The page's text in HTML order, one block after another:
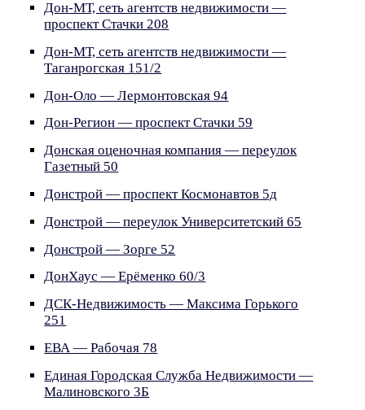
Дон-МТ, сеть агентств недвижимости —
проспект Стачки 208
Дон-МТ, сеть агентств недвижимости —
Таганрогская 151/2
Дон-Оло — Лермонтовская 94
Дон-Регион — проспект Стачки 59
Донская оценочная компания — переулок
Газетный 50
Донстрой — проспект Космонавтов 5д
Донстрой — переулок Университетский 65
Донстрой — Зорге 52
ДонХаус — Ерёменко 60/3
ДСК-Недвижимость — Максима Горького
251
ЕВА — Рабочая 78
Единая Городская Служба Недвижимости —
Малиновского 3Б